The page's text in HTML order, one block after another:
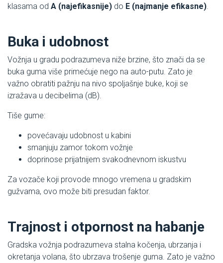
klasama od A (najefikasnije) do E (najmanje efikasne).
Buka i udobnost
Vožnja u gradu podrazumeva niže brzine, što znači da se
buka guma više primećuje nego na auto-putu. Zato je
važno obratiti pažnju na nivo spoljašnje buke, koji se
izražava u decibelima (dB).
Tiše gume:
povećavaju udobnost u kabini
smanjuju zamor tokom vožnje
doprinose prijatnijem svakodnevnom iskustvu
Za vozače koji provode mnogo vremena u gradskim
gužvama, ovo može biti presudan faktor.
Trajnost i otpornost na habanje
Gradska vožnja podrazumeva stalna kočenja, ubrzanja i
okretanja volana, što ubrzava trošenje guma. Zato je važno